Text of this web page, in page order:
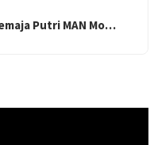
Putri MAN Mo…